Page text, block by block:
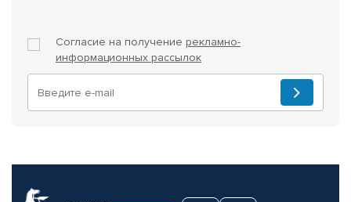
Согласие на получение рекламно-
информационных рассылок